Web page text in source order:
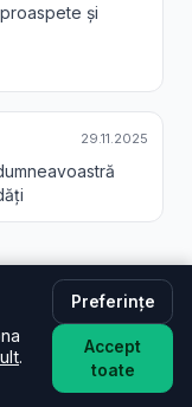
și
29.11.2025
-
.
Preferințe
Accept
toate